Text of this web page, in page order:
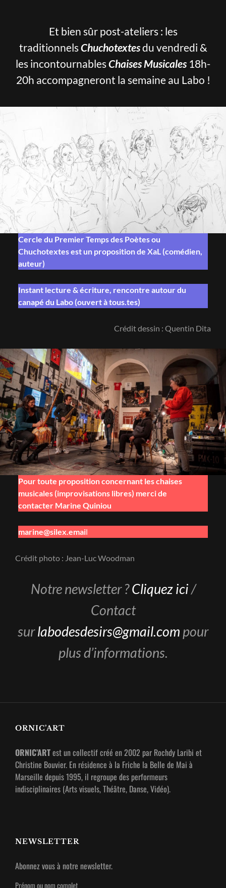
Et bien sûr post-ateliers : les
traditionnelsChuchotextesdu vendredi &
les incontournablesChaises Musicales 18h-
20h accompagneront la semaine au Labo !
Cercle du Premier Temps des Poètes ou
Chuchotextes est un proposition de XaL (comédien,
auteur)
Instant lecture & écriture, rencontre autour du
canapé du Labo (ouvert à tous.tes)
Crédit dessin : Quentin Dita
Pour toute proposition concernant les chaises
musicales (improvisations libres) merci de
contacter Marine Quiniou
marine@silex.email
Crédit photo : Jean-Luc Woodman
Notre newsletter ?Cliquez ici/
Contact
surlabodesdesirs@gmail.com pour
plus d’informations.
ORNIC’ART
ORNIC’ARTest un collectif créé en 2002 par Rochdy Laribi et
Christine Bouvier. En résidence à la Friche la Belle de Mai à
Marseille depuis 1995, il regroupe des performeurs
indisciplinaires (Arts visuels, Théâtre, Danse, Vidéo).
NEWSLETTER
Abonnez vous à notre newsletter.
Prénom ou nom complet